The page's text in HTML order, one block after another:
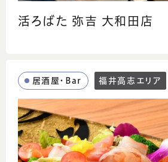
活ろばた 弥吉 大和田店
居酒屋・Bar 福井高志エリア